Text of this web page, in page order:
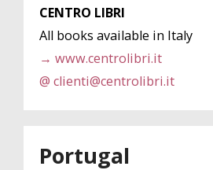
CENTRO LIBRI
All books available in Italy
→ www.centrolibri.it
@ clienti@centrolibri.it
Portugal